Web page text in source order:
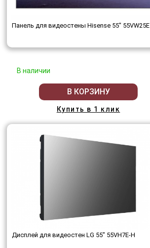
Панель для видеостены Hisense 55" 55VW25E
В наличии
В КОРЗИНУ
Купить в 1 клик
Дисплей для видеостен LG 55" 55VH7E-H